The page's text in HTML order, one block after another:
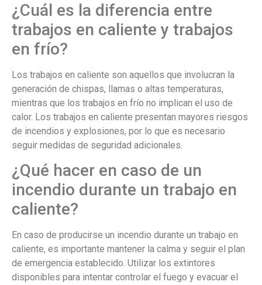
¿Cuál es la diferencia entre
trabajos en caliente y trabajos
en frío?
Los trabajos en caliente son aquellos que involucran la
generación de chispas, llamas o altas temperaturas,
mientras que los trabajos en frío no implican el uso de
calor. Los trabajos en caliente presentan mayores riesgos
de incendios y explosiones, por lo que es necesario
seguir medidas de seguridad adicionales.
¿Qué hacer en caso de un
incendio durante un trabajo en
caliente?
En caso de producirse un incendio durante un trabajo en
caliente, es importante mantener la calma y seguir el plan
de emergencia establecido. Utilizar los extintores
disponibles para intentar controlar el fuego y evacuar el